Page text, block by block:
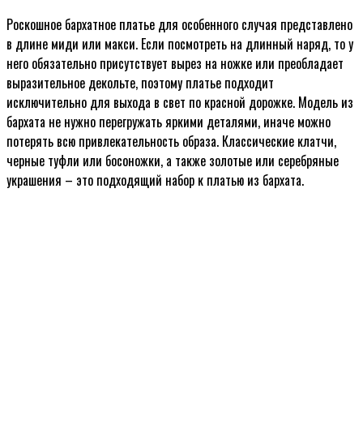
Роскошное бархатное платье для особенного случая представлено
в длине миди или макси. Если посмотреть на длинный наряд, то у
него обязательно присутствует вырез на ножке или преобладает
выразительное декольте, поэтому платье подходит
исключительно для выхода в свет по красной дорожке. Модель из
бархата не нужно перегружать яркими деталями, иначе можно
потерять всю привлекательность образа. Классические клатчи,
черные туфли или босоножки, а также золотые или серебряные
украшения – это подходящий набор к платью из бархата.